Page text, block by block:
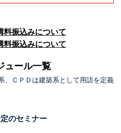
振込みについて
振込みについて
ュール一覧
、ＣＰＤは建築系として用語を定義
のセミナー